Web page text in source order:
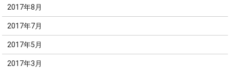
2017年8月
2017年7月
2017年5月
2017年3月